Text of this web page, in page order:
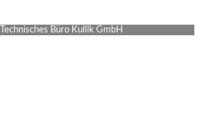
Büro Kullik GmbH